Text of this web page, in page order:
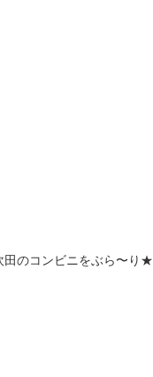
田のコンビニをぶら〜り★